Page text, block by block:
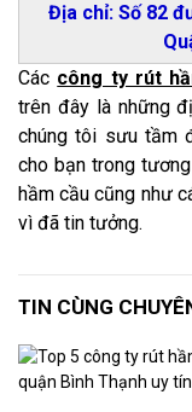
Địa chỉ: Số 82
Các công ty rút
trên đây là những
chúng tôi sưu tầm
cho bạn trong
hầm cầu cũng như
vì đã tin tưởng.
TIN CÙNG